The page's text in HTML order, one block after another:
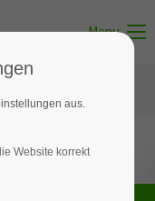
Menu
1 und 3
aus.
Website korrekt